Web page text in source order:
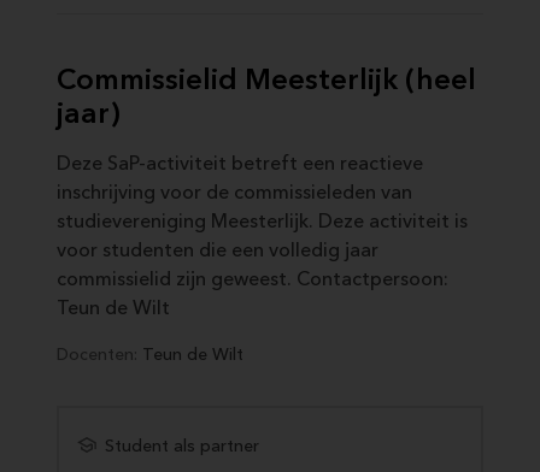
Commissielid Meesterlijk (heel
jaar)
Deze SaP-activiteit betreft een reactieve
inschrijving voor de commissieleden van
studievereniging Meesterlijk. Deze activiteit is
voor studenten die een volledig jaar
commissielid zijn geweest. Contactpersoon:
Teun de Wilt
Docenten: Teun de Wilt
Student als partner